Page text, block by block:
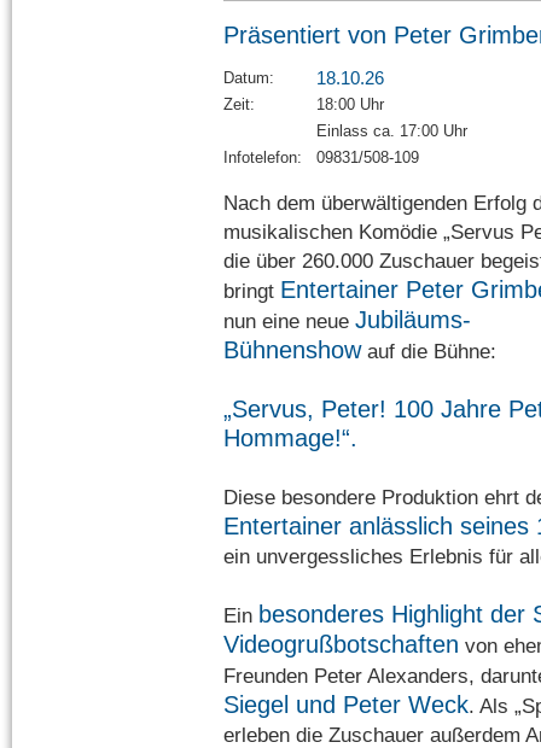
Präsentiert von Peter
Datum: 18.10.26
Zeit:
18:00 Uhr
Einlass ca. 17:00 Uhr
Infotelefon: 09831/508-109
Nach dem überwältigenden Erfolg
musikalischen Komödie „Servus
die über 260.000 Zuschauer
bringt Entertainer Peter
nun eine neue Jubiläums-
Bühnenshowauf die Bühne:
„Servus, Peter! 100 Jahre
Hommage!“.
Diese besondere Produktion ehrt
Entertainer anlässlich seines
ein unvergessliches Erlebnis für
Ein besonderes Highlight der
Videogrußbotschaften von
Freunden Peter Alexanders,
Siegel und Peter Weck. Als
erleben die Zuschauer außerdem